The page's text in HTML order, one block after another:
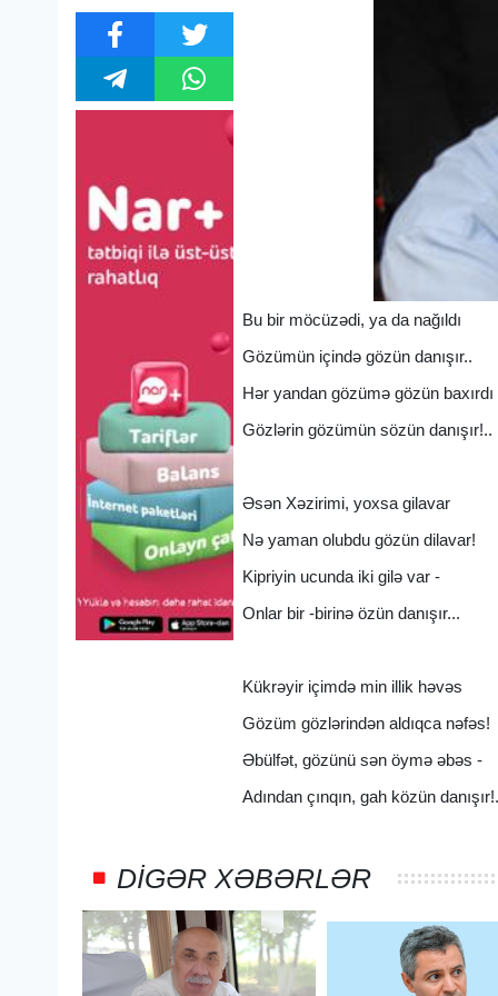
Bu bir möcüzədi, ya da nağıldı
Gözümün içində gözün danışır..
Hər yandan gözümə gözün baxırdı
Gözlərin gözümün sözün danışır!..
Əsən Xəzirimi, yoxsa gilavar
Nə yaman olubdu gözün dilavar!
Kipriyin ucunda iki gilə var -
Onlar bir -birinə özün danışır...
Kükrəyir içimdə min illik həvəs
Gözüm gözlərindən aldıqca nəfəs!
Əbülfət, gözünü sən öymə əbəs -
Adından çınqın, gah közün
DIGƏR XƏBƏRLƏR